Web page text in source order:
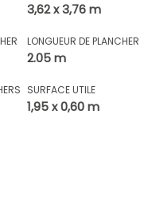
3,62 x 3,76 m
LONGUEUR DE PLANCHER
2.05 m
SURFACE UTILE
1,95 x 0,60 m